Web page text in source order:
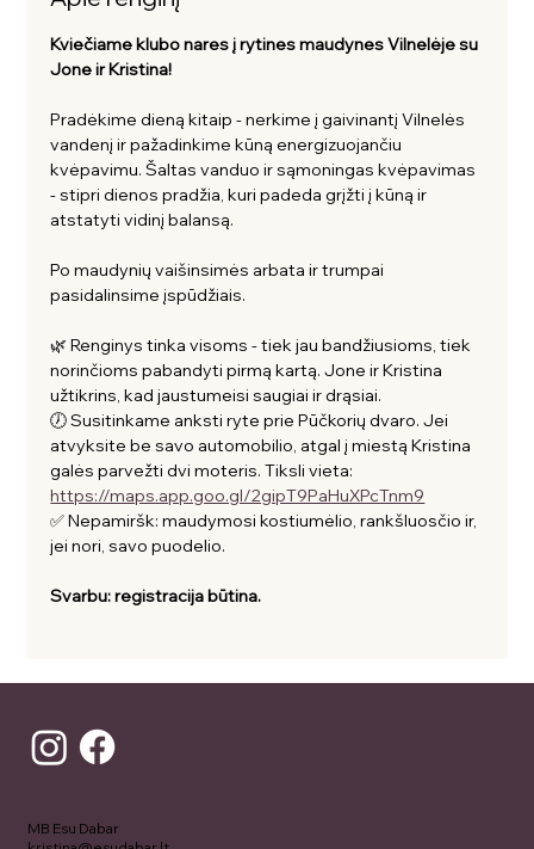
Kviečiame klubo nares į rytines maudynes Vilnelėje su
Jone ir Kristina!
Pradėkime dieną kitaip - nerkime į gaivinantį Vilnelės
vandenį ir pažadinkime kūną energizuojančiu
kvėpavimu. Šaltas vanduo ir sąmoningas kvėpavimas
- stipri dienos pradžia, kuri padeda grįžti į kūną ir
atstatyti vidinį balansą.
Po maudynių vaišinsimės arbata ir trumpai
pasidalinsime įspūdžiais.
🌿 Renginys tinka visoms - tiek jau bandžiusioms, tiek
norinčioms pabandyti pirmą kartą. Jone ir Kristina
užtikrins, kad jaustumeisi saugiai ir drąsiai.
🕖 Susitinkame anksti ryte prie Pūčkorių dvaro. Jei
atvyksite be savo automobilio, atgal į miestą Kristina
galės parvežti dvi moteris. Tiksli vieta:
https://maps.app.goo.gl/2gipT9PaHuXPcTnm9
✅ Nepamiršk: maudymosi kostiumėlio, rankšluosčio ir,
jei nori, savo puodelio.
Svarbu: registracija būtina.
MB Esu Dabar